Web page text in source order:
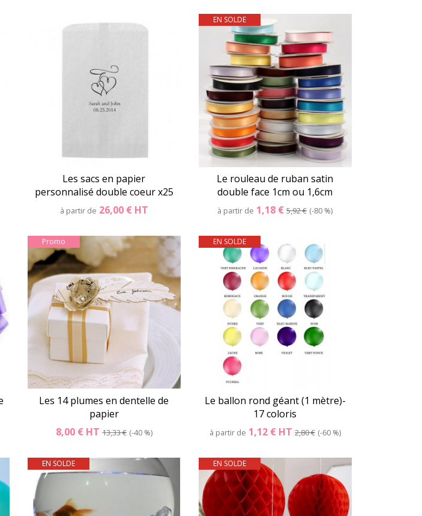
Détails Panier Détails
Les sacs en papier
personnalisé double coeur x25
à partir de 26,00 € HT
Détails Panier
EN SOLDE
Le rouleau de ruban satin
double face 1cm ou 1,6cm
à partir de 1,18 €5,92 € -80 %
Détails Panier
Promo
Les 14 plumes en dentelle de
papier
8,00 € HT 13,33 € -40 %
Détails Panier
EN SOLDE
Le ballon rond géant (1 mètre)-
17 coloris
à partir de 1,12 € HT 2,80 € -60 %
Détails Panier
EN SOLDE EN SOLDE